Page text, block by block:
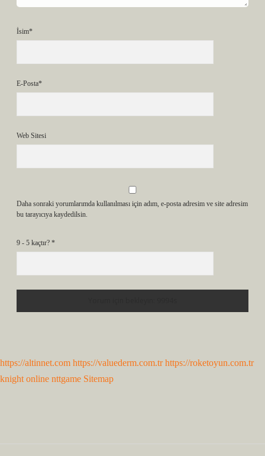
İsim*
E-Posta*
Web Sitesi
Daha sonraki yorumlarımda kullanılması için adım, e-posta adresim ve site adresim
bu tarayıcıya kaydedilsin.
9 - 5 kaçtır? *
https://altinnet.com https://valuederm.com.tr https://roketoyun.com.tr
knight online nttgame Sitemap